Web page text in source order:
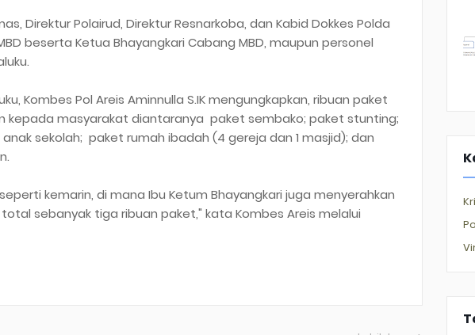
Direktur Polairud, Direktur Resnarkoba, dan Kabid Dokkes Polda
beserta Ketua Bhayangkari Cabang MBD, maupun personel
Kombes Pol Areis Aminnulla S.IK mengungkapkan, ribuan paket
kepada masyarakat diantaranya paket sembako; paket stunting;
sekolah; paket rumah ibadah (4 gereja dan 1 masjid); dan
kemarin, di mana Ibu Ketum Bhayangkari juga menyerahkan
sebanyak tiga ribuan paket," kata Kombes Areis melalui